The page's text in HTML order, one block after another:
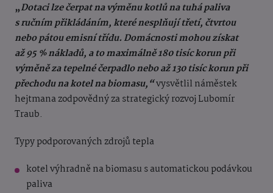
„Dotaci lze čerpat na výměnu kotlů na tuhá paliva
s ručním přikládáním, které nesplňují třetí, čtvrtou
nebo pátou emisní třídu. Domácnosti mohou získat
až 95 % nákladů, a to maximálně 180 tisíc korun při
výměně za tepelné čerpadlo nebo až 130 tisíc korun při
přechodu na kotel na biomasu,“vysvětlil náměstek
hejtmana zodpovědný za strategický rozvoj Lubomír
Traub.
Typy podporovaných zdrojů tepla
kotel výhradně na biomasu s automatickou podávkou
paliva